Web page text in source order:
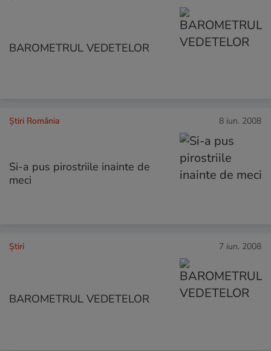
BAROMETRUL VEDETELOR
Știri România 8 iun. 2008
Si-a pus pirostriile inainte de
meci
Ştiri 7 iun. 2008
BAROMETRUL VEDETELOR